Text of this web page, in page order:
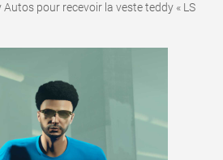
pour recevoir la veste teddy « LS